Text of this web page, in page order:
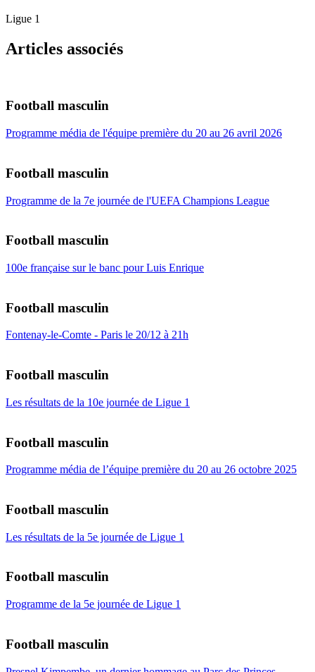
Ligue 1
Articles associés
Football masculin
Programme média de l'équipe première du 20 au 26 avril 2026
Football masculin
Programme de la 7e journée de l'UEFA Champions League
Football masculin
100e française sur le banc pour Luis Enrique
Football masculin
Fontenay-le-Comte - Paris le 20/12 à 21h
Football masculin
Les résultats de la 10e journée de Ligue 1
Football masculin
Programme média de l’équipe première du 20 au 26 octobre 2025
Football masculin
Les résultats de la 5e journée de Ligue 1
Football masculin
Programme de la 5e journée de Ligue 1
Football masculin